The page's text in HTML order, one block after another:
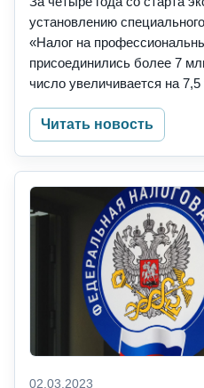
установлению
«Налог на
присоединились более 7
число увеличивается на 7,5
Читать новость
02.03.2023